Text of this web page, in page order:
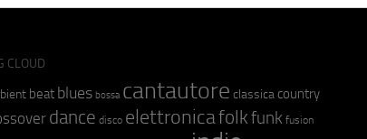
CLOUD
beat blues bossa cantautore classica country
dance disco elettronicafolkfunk fusion